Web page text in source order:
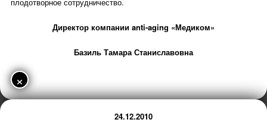
Директор компании anti-aging «Медиком»
Базиль Тамара Станиславовна
×
24.12.2010